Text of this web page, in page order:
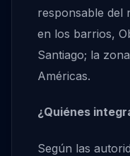
responsable del
en los barrios,
Santiago; la
Américas.
¿Quiénes
Según las